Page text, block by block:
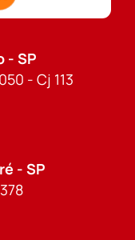
- SP
- Cj 113
- SP